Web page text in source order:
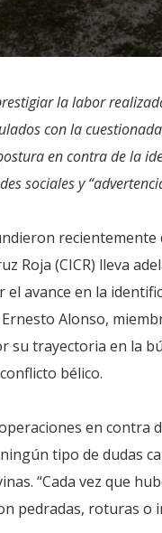
la labor
con la
en contra de la
sociales y
Roja (CICR) lleva
avance en la
Alonso,
su trayectoria en la
bélico.
en contra
tipo de dudas
“Cada vez que
pedradas, roturas o